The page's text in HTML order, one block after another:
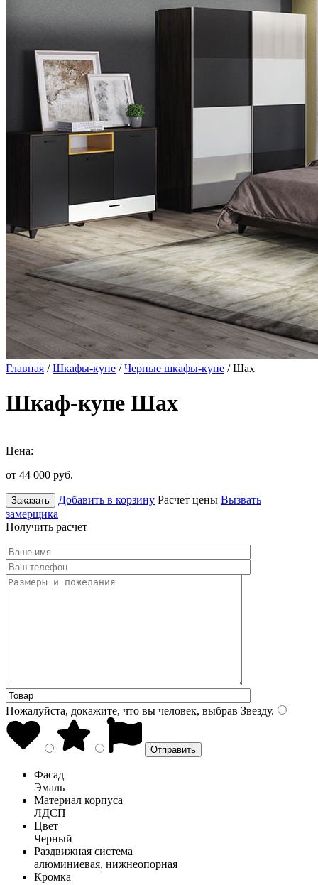
Главная /Шкафы-купе /Черные шкафы-купе / Шах
Шкаф-купе Шах
Цена:
от 44 000 руб.
Заказать Добавить в корзину Расчет цены Вызвать
замерщика
Получить расчет
Пожалуйста, докажите, что вы человек, выбрав Звезду.
Фасад
Эмаль
Материал корпуса
ЛДСП
Цвет
Черный
Раздвижная система
алюминиевая, нижнеопорная
Кромка